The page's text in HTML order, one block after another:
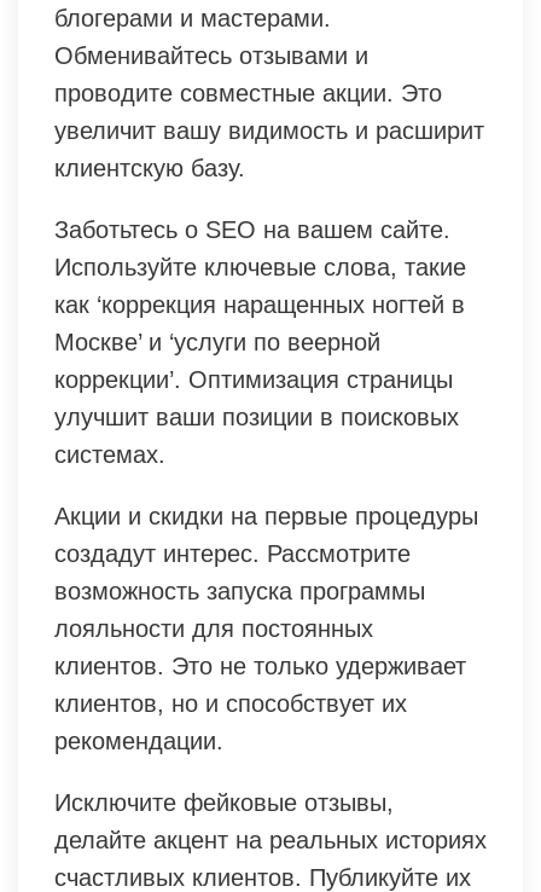
блогерами и мастерами.
Обменивайтесь отзывами и
проводите совместные акции. Это
увеличит вашу видимость и расширит
клиентскую базу.
Заботьтесь о SEO на вашем сайте.
Используйте ключевые слова, такие
как ‘коррекция наращенных ногтей в
Москве’ и ‘услуги по веерной
коррекции’. Оптимизация страницы
улучшит ваши позиции в поисковых
системах.
Акции и скидки на первые процедуры
создадут интерес. Рассмотрите
возможность запуска программы
лояльности для постоянных
клиентов. Это не только удерживает
клиентов, но и способствует их
рекомендации.
Исключите фейковые отзывы,
делайте акцент на реальных историях
счастливых клиентов. Публикуйте их